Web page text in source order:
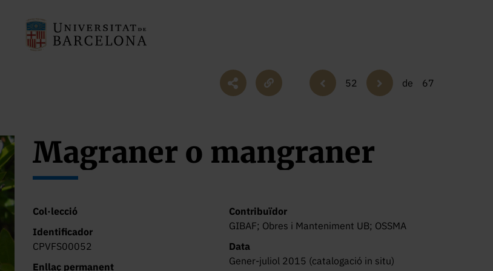
52 de 67
Magraner o mangraner
Col·lecció
Identificador
CPVFS00052
Enllaç permanent
Contribuïdor
GIBAF; Obres i Manteniment UB; OSSMA
Data
Gener-juliol 2015 (catalogació in situ)